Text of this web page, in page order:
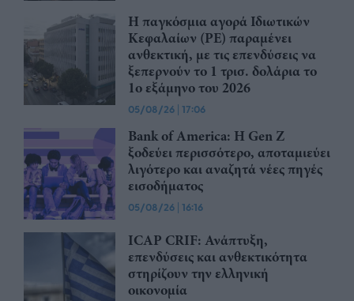
Η παγκόσμια αγορά Ιδιωτικών
Κεφαλαίων (PE) παραμένει
ανθεκτική, με τις επενδύσεις να
ξεπερνούν το 1 τρισ. δολάρια το
1ο εξάμηνο του 2026
05/08/26 | 17:06
Bank of America: Η Gen Z
ξoδεύει περισσότερο, αποταμιεύει
λιγότερο και αναζητά νέες πηγές
εισοδήματος
05/08/26 | 16:16
ICAP CRIF: Ανάπτυξη,
επενδύσεις και ανθεκτικότητα
στηρίζουν την ελληνική
οικονομία